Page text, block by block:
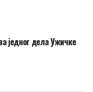
једног дела Ужичке